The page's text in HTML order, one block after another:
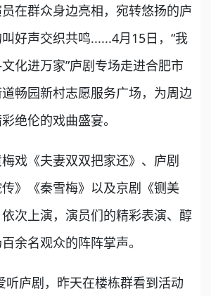
在群众身边亮相，宛转悠扬的庐
好声交织共鸣......4月15日，“我
化进万家”庐剧专场走进合肥市
畅园新村志愿服务广场，为周边
绝伦的戏曲盛宴。
《夫妻双双把家还》、庐剧
传》《秦雪梅》以及京剧《铡美
次上演，演员们的精彩表演、醇
余名观众的阵阵掌声。
庐剧，昨天在楼栋群看到活动